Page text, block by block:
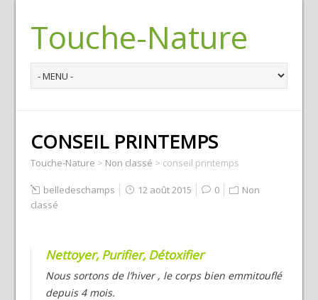
Touche-Nature
CONSEIL PRINTEMPS
Touche-Nature > Non classé > conseil printemps
belledeschamps 12 août 2015 0
Non
classé
Nettoyer, Purifier, Détoxifier
Nous sortons de l’hiver , le corps bien emmitouflé
depuis 4 mois.